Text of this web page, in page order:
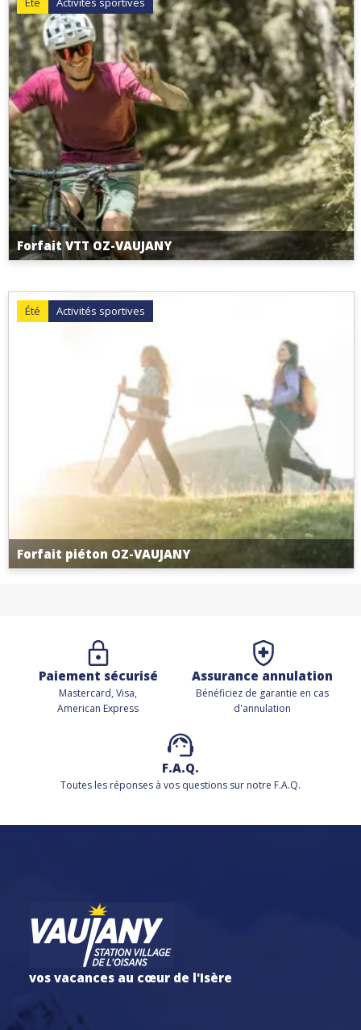
Forfait VTT OZ-VAUJANY
Été Activités sportives
Forfait piéton OZ-VAUJANY
Paiement sécurisé
Mastercard, Visa,
American Express
Assurance annulation
Bénéficiez de garantie en cas
d'annulation
F.A.Q.
Toutes les réponses à vos questions sur notre F.A.Q.
vos vacances au cœur de l'Isère